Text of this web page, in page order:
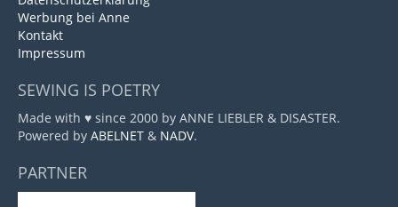
Werbung bei Anne
Kontakt
Impressum
SEWING IS POETRY
Made with ♥ since 2000 by ANNE LIEBLER & DISASTER.
Powered by ABELNET & NADV.
PARTNER